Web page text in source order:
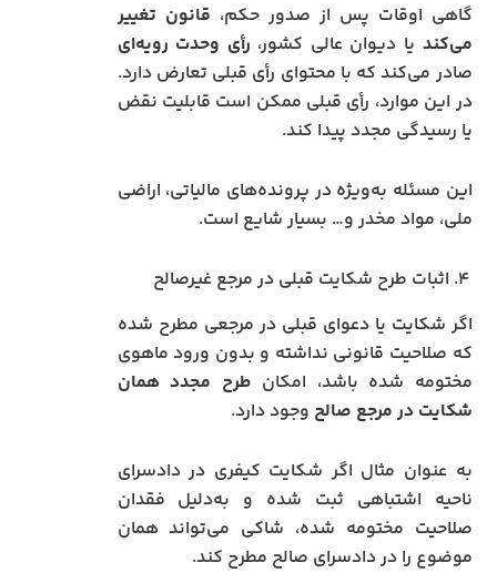
گاهی اوقات پس از صدور حکم، قانون تغییر
می‌کند یا دیوان عالی کشور، رأی وحدت رویه‌ای
صادر می‌کند که با محتوای رأی قبلی تعارض دارد.
در این موارد، رأی قبلی ممکن است قابلیت نقض
یا رسیدگی مجدد پیدا کند.
این مسئله به‌ویژه در پرونده‌های مالیاتی، اراضی
ملی، مواد مخدر و… بسیار شایع است.
۴. اثبات طرح شکایت قبلی در مرجع غیرصالح
اگر شکایت یا دعوای قبلی در مرجعی مطرح شده
که صلاحیت قانونی نداشته و بدون ورود ماهوی
مختومه شده باشد، امکان طرح مجدد همان
شکایت در مرجع صالح وجود دارد.
به عنوان مثال اگر شکایت کیفری در دادسرای
ناحیه اشتباهی ثبت شده و به‌دلیل فقدان
صلاحیت مختومه شده، شاکی می‌تواند همان
موضوع را در دادسرای صالح مطرح کند.